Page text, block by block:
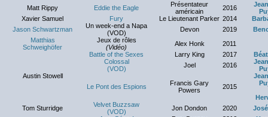
Matt Rippy
Eddie the Eagle
Présentateur
américain
2016
Xavier Samuel
Fury Le Lieutenant Parker 2014
Jason Schwartzman
Un week-end a Napa
(VOD)
Devon 2019
Matthias
Schweighöfer
Jeux de rôles
(Vidéo)
Alex Honk 2011
Austin Stowell
Battle of the Sexes Larry King 2017
Colossal
(VOD)
Joel 2016
Le Pont des Espions
Francis Gary
Powers
2015
Tom Sturridge
Velvet Buzzsaw
(VOD)
Jon Dondon 2020